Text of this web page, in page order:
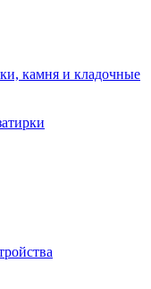
камня и кладочные